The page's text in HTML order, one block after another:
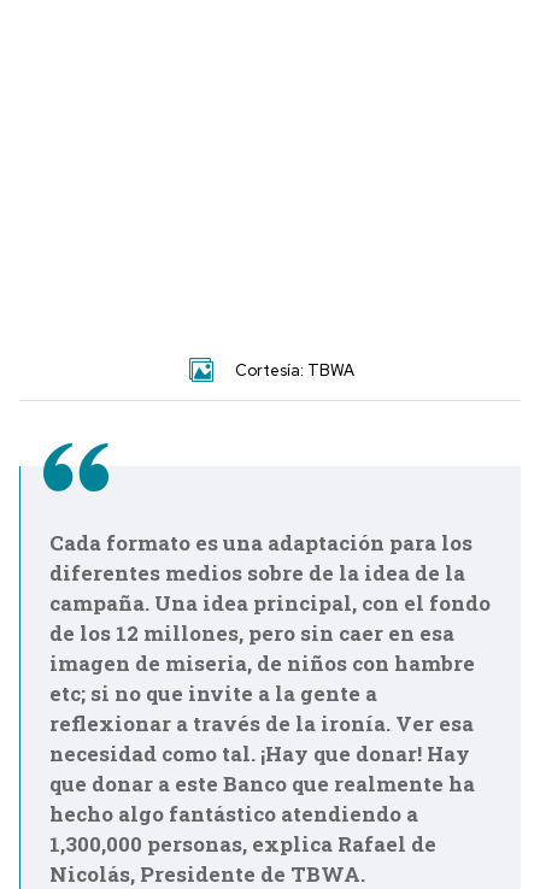
Cortesía: TBWA
Cada formato es una adaptación para los
diferentes medios sobre de la idea de la
campaña. Una idea principal, con el fondo
de los 12 millones, pero sin caer en esa
imagen de miseria, de niños con hambre
etc; si no que invite a la gente a
reflexionar a través de la ironía. Ver esa
necesidad como tal. ¡Hay que donar! Hay
que donar a este Banco que realmente ha
hecho algo fantástico atendiendo a
1,300,000 personas, explica Rafael de
Nicolás, Presidente de TBWA.